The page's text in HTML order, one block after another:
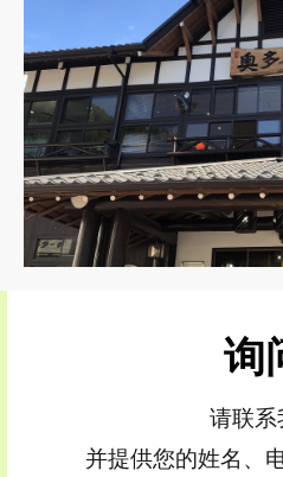
询
请联系
并提供您的姓名、